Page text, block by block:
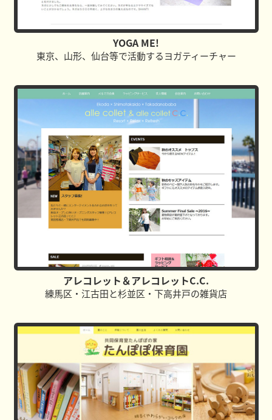
YOGA ME!
東京、山形、仙台等で活動するヨガティーチャー
アレコレット＆アレコレットC.C.
練馬区・江古田と杉並区・下高井戸の雑貨店